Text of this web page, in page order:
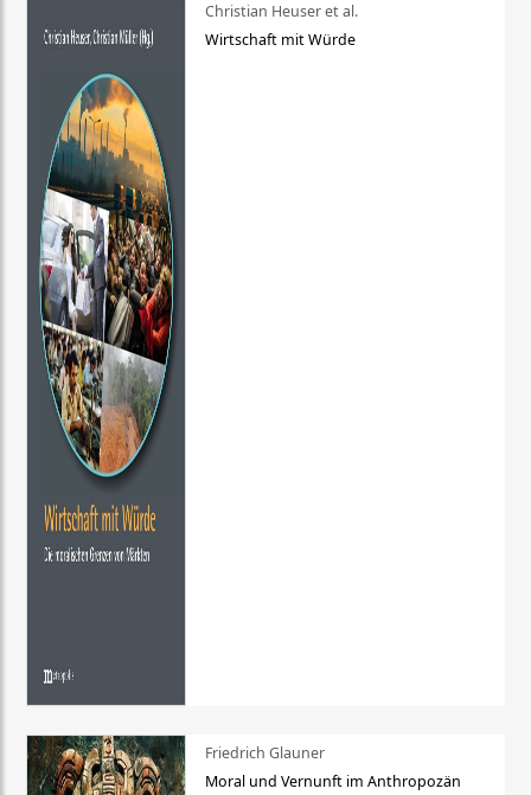
Christian Heuser et al.
Wirtschaft mit Würde
Friedrich Glauner
Moral und Vernunft im Anthropozän